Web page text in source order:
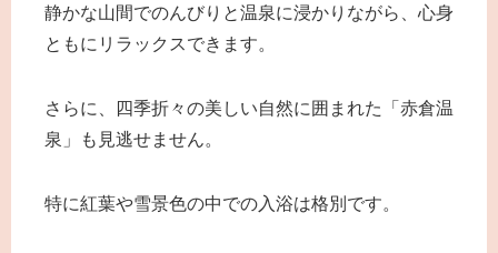
静かな山間でのんびりと温泉に浸かりながら、心身
ともにリラックスできます。
さらに、四季折々の美しい自然に囲まれた「赤倉温
泉」も見逃せません。
特に紅葉や雪景色の中での入浴は格別です。